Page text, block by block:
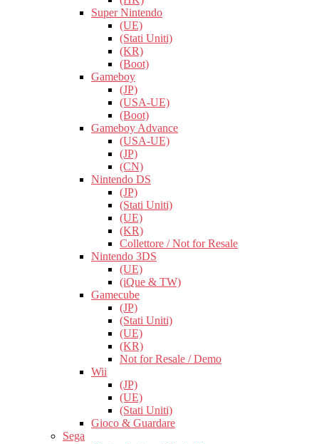
Super Nintendo
(UE)
(Stati Uniti)
(KR)
(Boot)
Gameboy
(JP)
(USA-UE)
(Boot)
Gameboy Advance
(USA-UE)
(JP)
(CN)
Nintendo DS
(JP)
(Stati Uniti)
(UE)
(KR)
Collettore / Not for Resale
Nintendo 3DS
(UE)
(iQue & TW)
Gamecube
(JP)
(Stati Uniti)
(UE)
(KR)
Not for Resale / Demo
Wii
(JP)
(UE)
(Stati Uniti)
Gioco & Guardare
Sega